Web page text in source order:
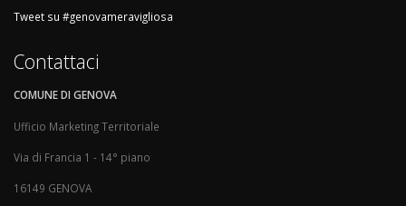
Tweet su #genovameravigliosa
Contattaci
COMUNE DI GENOVA
Ufficio Marketing Territoriale
Via di Francia 1 - 14° piano
16149 GENOVA